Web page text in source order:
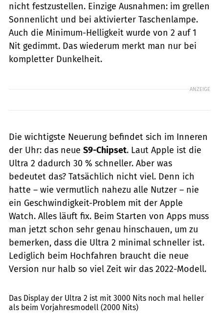
nicht festzustellen. Einzige Ausnahmen: im grellen
Sonnenlicht und bei aktivierter Taschenlampe.
Auch die Minimum-Helligkeit wurde von 2 auf 1
Nit gedimmt. Das wiederum merkt man nur bei
kompletter Dunkelheit.
ANZEIGE
Die wichtigste Neuerung befindet sich im Inneren
der Uhr: das neue S9-Chipset. Laut Apple ist die
Ultra 2 dadurch 30 % schneller. Aber was
bedeutet das? Tatsächlich nicht viel. Denn ich
hatte – wie vermutlich nahezu alle Nutzer – nie
ein Geschwindigkeit-Problem mit der Apple
Watch. Alles läuft fix. Beim Starten von Apps muss
man jetzt schon sehr genau hinschauen, um zu
bemerken, dass die Ultra 2 minimal schneller ist.
Lediglich beim Hochfahren braucht die neue
Version nur halb so viel Zeit wir das 2022-Modell.
Das Display der Ultra 2 ist mit 3000 Nits noch mal heller
als beim Vorjahresmodell (2000 Nits)